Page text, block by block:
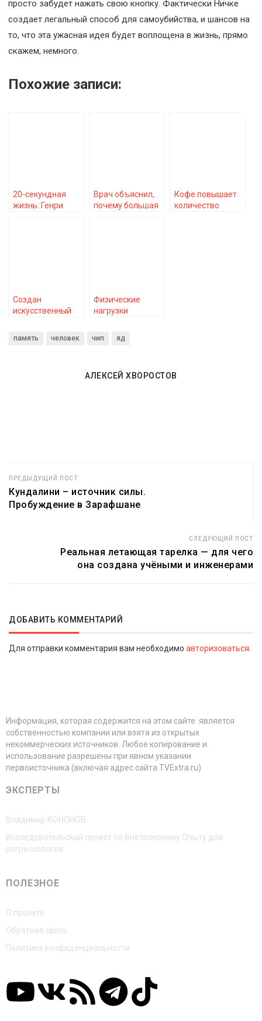
просто забудет нажать свою кнопку. Фактически Ничке
создает легальный способ для самоубийства, и шансов на
то, что эта ужасная идея будет воплощена в жизнь, прямо
скажем, немного.
Похожие записи:
20-секундная
жизнь: Генри
Врач объяснил,
почему большая
Кофе повышает
количество
Создан
искусственный
Физические
нагрузки
память человек чип яд
АЛЕКСЕЙ ХВОРОСТОВ
ПРЕДЫДУЩИЙ ПОСТ
Кундалини – источник силы.
Пробуждение в Зарафшане
СЛЕДУЮЩИЙ ПОСТ
Реальная летающая тарелка — для чего
она создана учёными и инженерами
ДОБАВИТЬ КОММЕНТАРИЙ
Для отправки комментария вам необходимо авторизоваться
Информация, которая содержится на этом сайте является
собственностью компании или взята из открытых
некоммерческих источников. Любое копирование и
использование разрешены при явном указании
первоисточника (включая адрес сайта TVExtra.ru)
ЭКСПЕРТЫ
Владимир КОНОНОВ
Исследовательский проект по Внетелесному Опыту для
регрессологов
ПОЛЕЗНОЕ
О проекте
Обратная связь
Политика конфиденциальности